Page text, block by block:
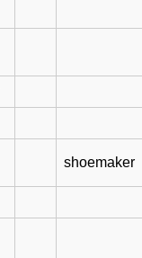
shoemaker